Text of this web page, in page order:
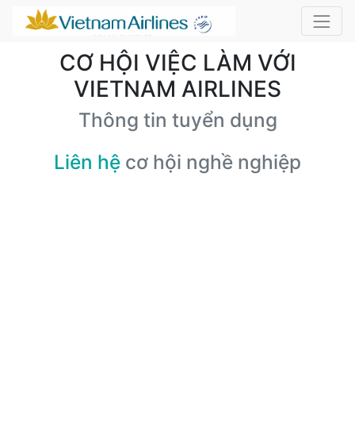
CƠ HỘI VIỆC LÀM VỚI
VIETNAM AIRLINES
Thông tin tuyển dụng
Liên hệ cơ hội nghề nghiệp